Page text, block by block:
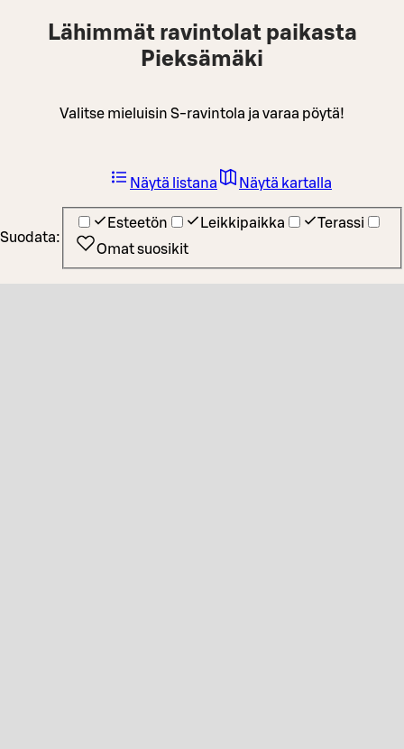
Lähimmät ravintolat paikasta
Pieksämäki
Valitse mieluisin S-ravintola ja varaa pöytä!
Suodata:
Esteetön Leikkipaikka
Terassi
Omat suosikit
Näytä listana Näytä kartalla